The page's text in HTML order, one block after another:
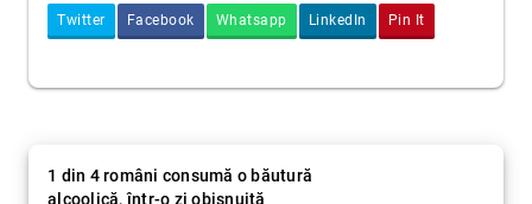
Twitter Facebook Whatsapp LinkedIn Pin It
1 din 4 români consumă o băutură
alcoolică, într-o zi obișnuită